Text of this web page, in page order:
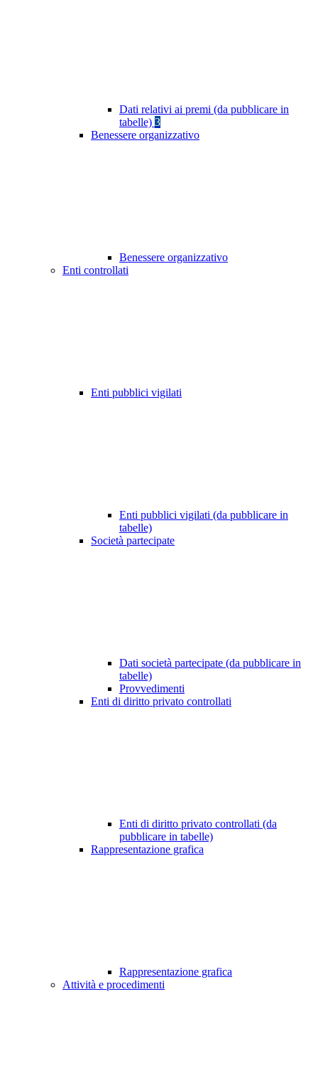
Dati relativi ai premi (da pubblicare in
tabelle) 3
Benessere organizzativo
Benessere organizzativo
Enti controllati
Enti pubblici vigilati
Enti pubblici vigilati (da pubblicare in
tabelle)
Società partecipate
Dati società partecipate (da pubblicare in
tabelle)
Provvedimenti
Enti di diritto privato controllati
Enti di diritto privato controllati (da
pubblicare in tabelle)
Rappresentazione grafica
Rappresentazione grafica
Attività e procedimenti